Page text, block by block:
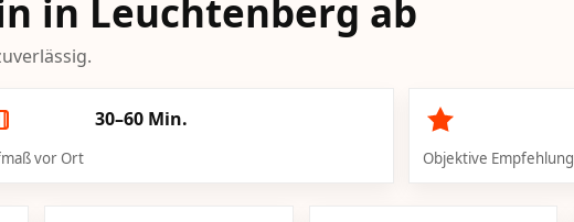
in Leuchtenberg ab
30–60 Min.
vor Ort Objektive Empfehlung